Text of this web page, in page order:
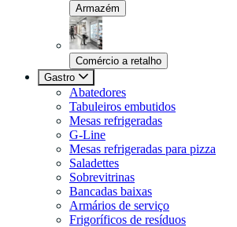
Armazém
Comércio a retalho
Gastro
Abatedores
Tabuleiros embutidos
Mesas refrigeradas
G-Line
Mesas refrigeradas para pizza
Saladettes
Sobrevitrinas
Bancadas baixas
Armários de serviço
Frigoríficos de resíduos